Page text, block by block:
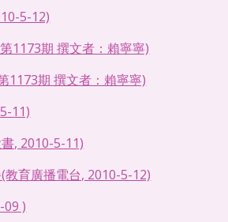
5-12)
1173期 撰文者：賴寧寧)
1173期 撰文者：賴寧寧)
11)
, 2010-5-11)
育廣播電台, 2010-5-12)
09 )